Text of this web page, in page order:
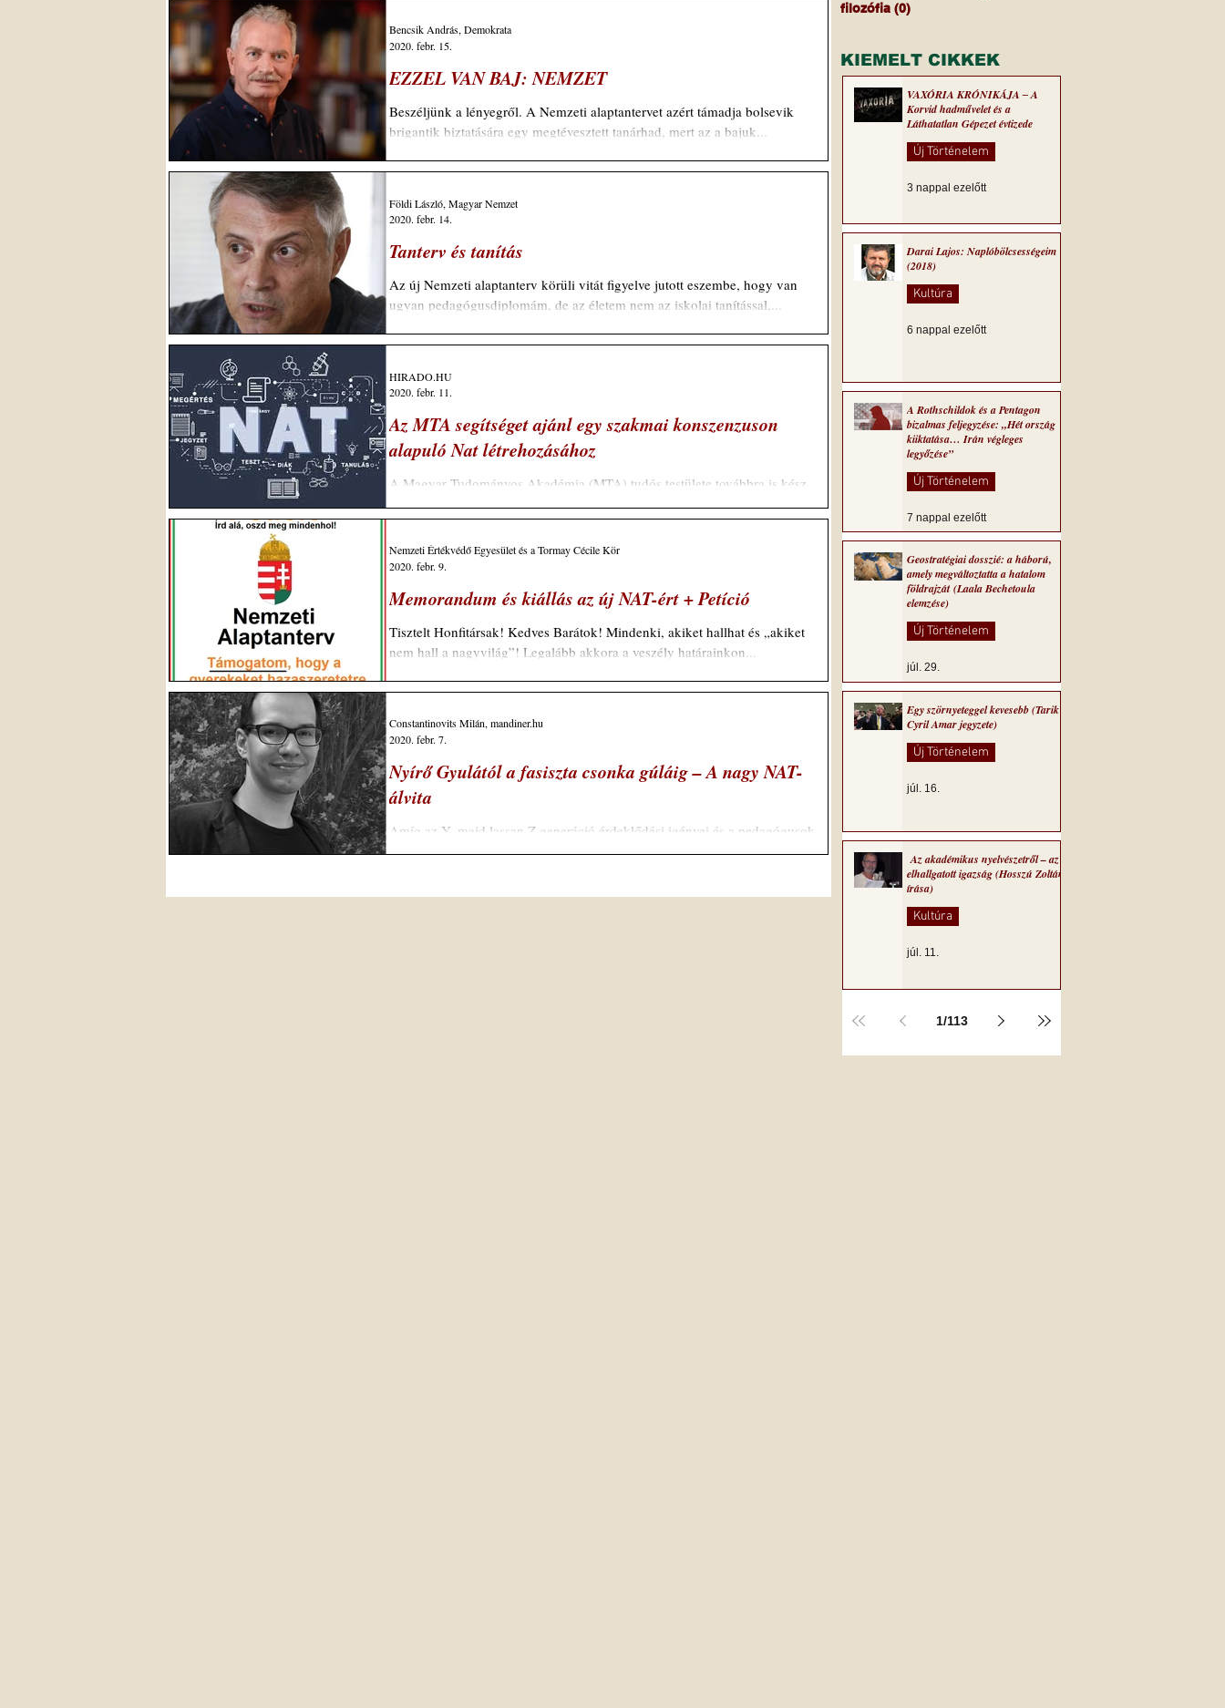
EZZEL VAN BAJ: NEMZET
Beszéljünk a lényegről. A Nemzeti alaptantervet azért támadja bolsevik
brigantik biztatására egy megtévesztett tanárhad, mert az a bajuk...
Bencsik András, Demokrata
2020. febr. 15.
Tanterv és tanítás
Az új Nemzeti alaptanterv körüli vitát figyelve jutott eszembe, hogy van
ugyan pedagógusdiplomám, de az életem nem az iskolai tanítással,...
Földi László, Magyar Nemzet
2020. febr. 14.
Az MTA segítséget ajánl egy szakmai konszenzuson
alapuló Nat létrehozásához
A Magyar Tudományos Akadémia (MTA) tudós testülete továbbra is kész
segítséget nyújtani egy az érintettek szakmai konszenzusán alapuló...
HIRADO.HU
2020. febr. 11.
Memorandum és kiállás az új NAT-ért + Petíció
Tisztelt Honfitársak! Kedves Barátok! Mindenki, akiket hallhat és „akiket
nem hall a nagyvilág”! Legalább akkora a veszély határainkon...
Nemzeti Értékvédő Egyesület és a Tormay Cécile Kör
2020. febr. 9.
Nyírő Gyulától a fasiszta csonka gúláig – A nagy NAT-
álvita
Amíg az Y, majd lassan Z generáció érdeklődési igényei és a pedagógusok
konzerválódott tanítási módszerei között fényévnyi távolság...
Constantinovits Milán, mandiner.hu
2020. febr. 7.
filozófia (0)
KIEMELT CIKKEK
VAXÓRIA KRÓNIKÁJA ‒ A
Korvid hadművelet és a
Láthatatlan Gépezet évtizede
Új Történelem
3 nappal ezelőtt
Darai Lajos: Naplóbölcsességeim
(2018)
Kultúra
6 nappal ezelőtt
A Rothschildok és a Pentagon
bizalmas feljegyzése: „Hét ország
kiiktatása… Irán végleges
legyőzése”
Új Történelem
7 nappal ezelőtt
Geostratégiai dosszié: a háború,
amely megváltoztatta a hatalom
földrajzát (Laala Bechetoula
elemzése)
Új Történelem
júl. 29.
Egy szörnyeteggel kevesebb (Tarik
Cyril Amar jegyzete)
Új Történelem
júl. 16.
Az akadémikus nyelvészetről – az
elhallgatott igazság (Hosszú Zoltán
írása)
Kultúra
júl. 11.
1/113